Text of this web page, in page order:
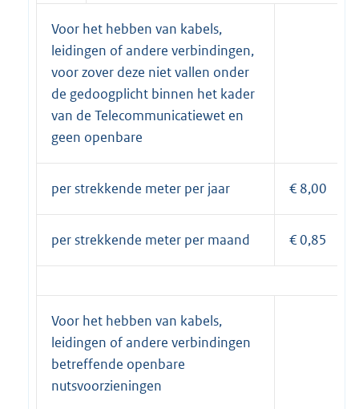
Voor het hebben van kabels,
leidingen of andere verbindingen,
voor zover deze niet vallen onder
de gedoogplicht binnen het kader
van de Telecommunicatiewet en
geen openbare
per strekkende meter per jaar € 8,00
per strekkende meter per maand € 0,85
Voor het hebben van kabels,
leidingen of andere verbindingen
betreffende openbare
nutsvoorzieningen